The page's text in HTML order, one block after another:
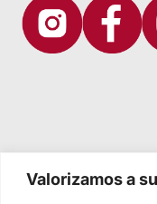
Valorizamos a